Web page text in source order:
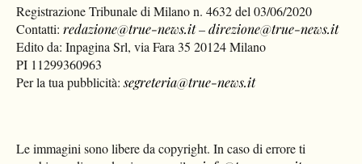
Registrazione Tribunale di Milano n. 4632 del 03/06/2020
Contatti:redazione@true-news.it–direzione@true-news.it
Edito da: Inpagina Srl, via Fara 35 20124 Milano
PI 11299360963
Per la tua pubblicità:segreteria@true-news.it
Le immagini sono libere da copyright. In caso di errore ti